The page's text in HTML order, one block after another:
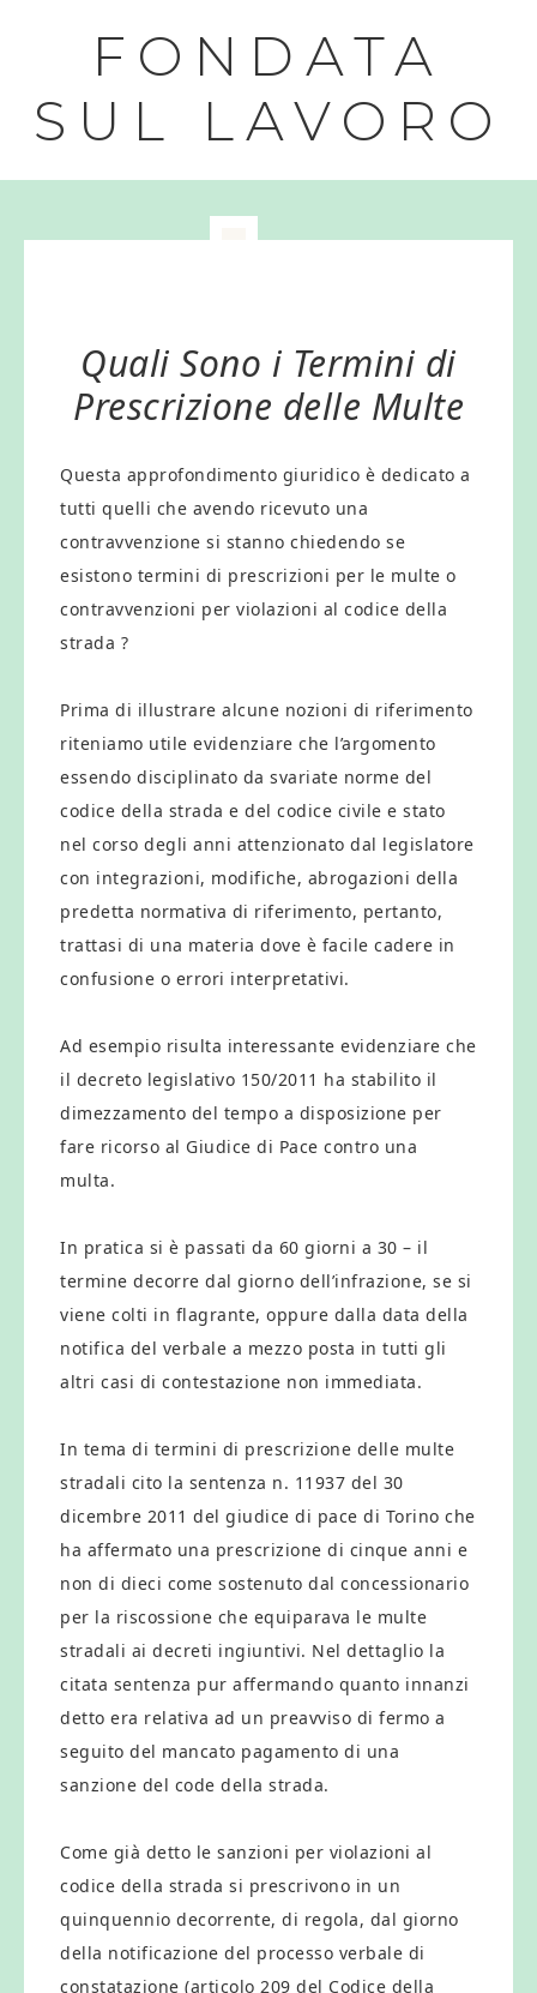
FONDATA
SUL LAVORO
Quali Sono i Termini di
Prescrizione delle Multe
Questa approfondimento giuridico è dedicato a
tutti quelli che avendo ricevuto una
contravvenzione si stanno chiedendo se
esistono termini di prescrizioni per le multe o
contravvenzioni per violazioni al codice della
strada ?
Prima di illustrare alcune nozioni di riferimento
riteniamo utile evidenziare che l’argomento
essendo disciplinato da svariate norme del
codice della strada e del codice civile e stato
nel corso degli anni attenzionato dal legislatore
con integrazioni, modifiche, abrogazioni della
predetta normativa di riferimento, pertanto,
trattasi di una materia dove è facile cadere in
confusione o errori interpretativi.
Ad esempio risulta interessante evidenziare che
il decreto legislativo 150/2011 ha stabilito il
dimezzamento del tempo a disposizione per
fare ricorso al Giudice di Pace contro una
multa.
In pratica si è passati da 60 giorni a 30 – il
termine decorre dal giorno dell’infrazione, se si
viene colti in flagrante, oppure dalla data della
notifica del verbale a mezzo posta in tutti gli
altri casi di contestazione non immediata.
In tema di termini di prescrizione delle multe
stradali cito la sentenza n. 11937 del 30
dicembre 2011 del giudice di pace di Torino che
ha affermato una prescrizione di cinque anni e
non di dieci come sostenuto dal concessionario
per la riscossione che equiparava le multe
stradali ai decreti ingiuntivi. Nel dettaglio la
citata sentenza pur affermando quanto innanzi
detto era relativa ad un preavviso di fermo a
seguito del mancato pagamento di una
sanzione del code della strada.
Come già detto le sanzioni per violazioni al
codice della strada si prescrivono in un
quinquennio decorrente, di regola, dal giorno
della notificazione del processo verbale di
constatazione (articolo 209 del Codice della